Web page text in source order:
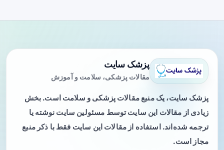
پزشک سایت
مقالات پزشکی، سلامت و آموزش
پزشک سایت، یک منبع مقالات پزشکی و سلامت است. بخش
زیادی از مقالات این سایت توسط مسئولین سایت نوشته یا
ترجمه شده‌اند. استفاده از مقالات این سایت فقط با ذکر منبع
مجاز است.